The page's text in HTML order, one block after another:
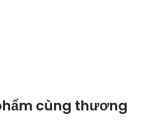
cùng thương